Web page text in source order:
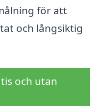
för att
och långsiktig
och utan